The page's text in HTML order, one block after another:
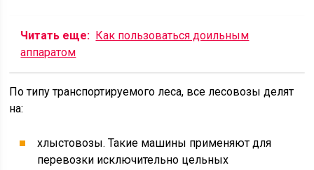
Читать еще: Как пользоваться доильным
аппаратом
По типу транспортируемого леса, все лесовозы делят
на:
хлыстовозы. Такие машины применяют для
перевозки исключительно цельных